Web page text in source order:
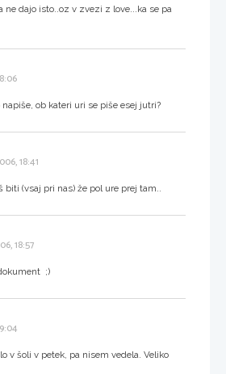
ne dajo isto..oz v zvezi z love...ka se pa
ob kateri uri se piše esej jutri?
18:41
biti (vsaj pri nas) že pol ure prej tam..
18:57
;)
v šoli v petek, pa nisem vedela. Veliko